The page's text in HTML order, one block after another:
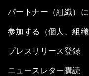
パートナー（組織）
参加する（個人、組織
プレスリリース登録
ニュースレター購読